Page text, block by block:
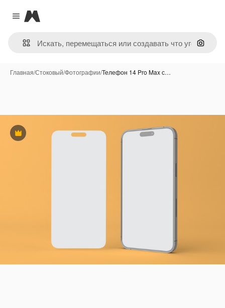
Close menu
Magnific
Поиск
Главная/Стоковый/Фотографии/Телефон 14 Pro Max с…
Премиум